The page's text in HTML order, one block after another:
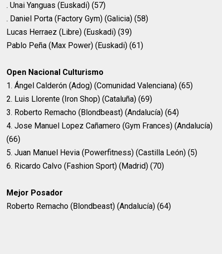
. Unai Yanguas (Euskadi) (57)
. Daniel Porta (Factory Gym) (Galicia) (58)
Lucas Herraez (Libre) (Euskadi) (39)
Pablo Peña (Max Power) (Euskadi) (61)
Open Nacional Culturismo
1. Ángel Calderón (Adog) (Comunidad Valenciana) (65)
2. Luis Llorente (Iron Shop) (Cataluña) (69)
3. Roberto Remacho (Blondbeast) (Andalucía) (64)
4. Jose Manuel Lopez Cañamero (Gym Frances) (Andalucía)
(66)
5. Juan Manuel Hevia (Powerfitness) (Castilla León) (5)
6. Ricardo Calvo (Fashion Sport) (Madrid) (70)
Mejor Posador
Roberto Remacho (Blondbeast) (Andalucía) (64)